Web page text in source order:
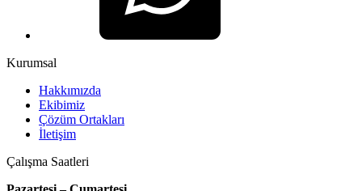
Kurumsal
Hakkımızda
Ekibimiz
Çözüm Ortakları
İletişim
Çalışma Saatleri